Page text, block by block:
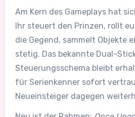
Am Kern des Gameplays hat
Ihr steuert den Prinzen, rollt
die Gegend, sammelt Objekte
stetig. Das bekannte Dual-
Steuerungsschema bleibt
für Serienkenner sofort
Neueinsteiger dagegen